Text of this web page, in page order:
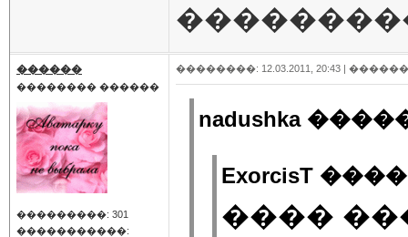
������
�������� ������
���������: 301
�����������:
��������: 12.03.2011, 20:43 |
nadushka
ExorcisT
����